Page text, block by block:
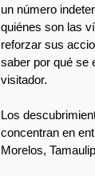
un número
quiénes son las
reforzar sus
saber por qué se
visitador.
Los
concentran en
Morelos,